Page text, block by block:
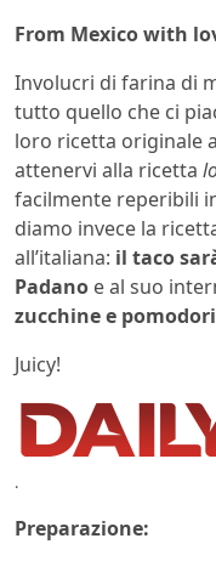
From Mexico with
Involucri di farina di
tutto quello che ci
loro ricetta originale
attenervi alla ricetta
facilmente reperibili
diamo invece la
all’italiana: il taco
Padano e al suo
zucchine e
Juicy!
.
Preparazione: